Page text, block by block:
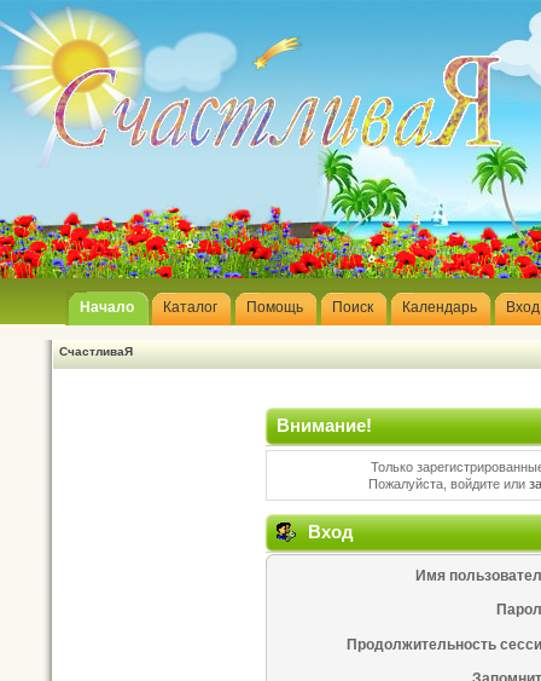
Начало Каталог Помощь Поиск Календарь Вход
СчастливаЯ
Внимание!
Только
Пожалуйста, войдите или
Вход
Имя
Продолжительность